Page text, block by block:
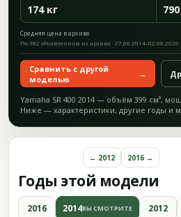
174 кг
Средняя цена в архиве
По 382 объявлениям из архива · 27.06.2014–02.08.2026
Сравнить с другой
моделью
→
Yamaha SR 400 2014 — объём 399 см³,
Ниже — характеристики, другие годы и
Годы этой модели
← 2012 2016 →
2016 2014ВЫ СМОТРИТЕ 2012